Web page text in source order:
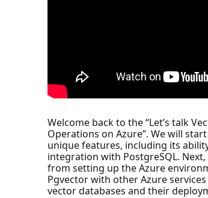
Welcome back to the “Let’s talk
Operations on Azure”. We will
unique features, including its
integration with PostgreSQL.
from setting up the Azure
Pgvector with other Azure
vector databases and their